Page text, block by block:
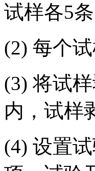
试样各5条
(2) 每个
(3) 将试
内，试样
(4) 设置